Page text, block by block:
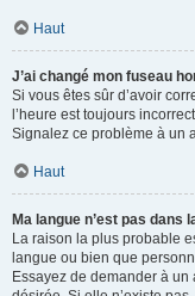
Haut
J’ai changé mon fuseau
Si vous êtes sûr d’avoir
l’heure est toujours
Signalez ce problème à un
Haut
Ma langue n’est pas dans
La raison la plus probable
langue ou bien que
Essayez de demander à